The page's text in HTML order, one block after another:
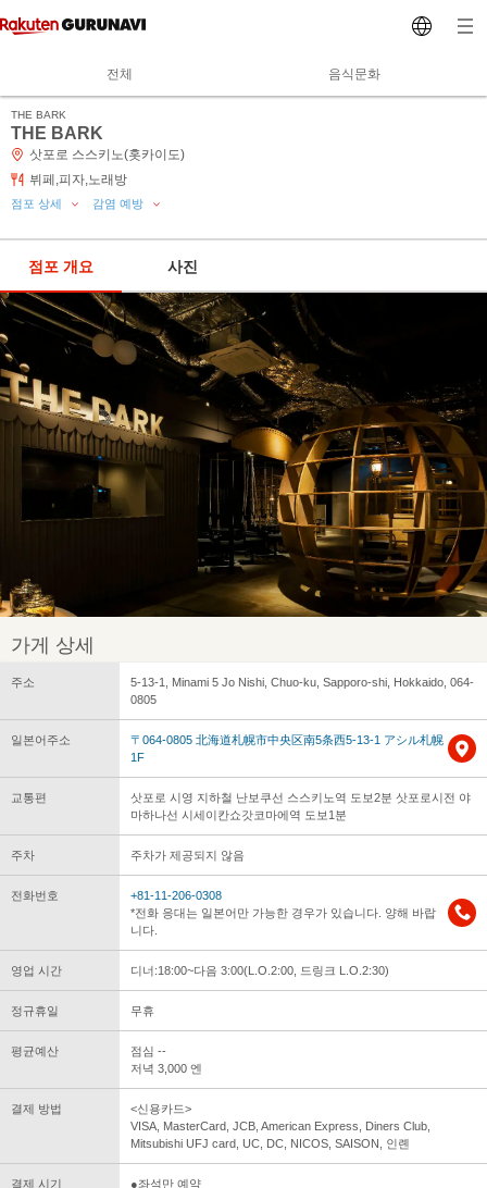
전체 음식문화
THE BARK
THE BARK
삿포로 스스키노(홋카이도)
뷔페,피자,노래방
점포 상세 감염 예방
점포 개요 사진
가게 상세
주소
5-13-1, Minami 5 Jo Nishi, Chuo-ku, Sapporo-shi, Hokkaido, 064-
0805
일본어주소
〒064-0805 北海道札幌市中央区南5条西5-13-1 アシル札幌
1F
교통편
삿포로 시영 지하철 난보쿠선 스스키노역 도보2분 삿포로시전 야
마하나선 시세이칸쇼갓코마에역 도보1분
주차 주차가 제공되지 않음
전화번호
+81-11-206-0308
*전화 응대는 일본어만 가능한 경우가 있습니다. 양해 바랍
니다.
영업 시간 디너:18:00~다음 3:00(L.O.2:00, 드링크 L.O.2:30)
정규휴일 무휴
평균예산
점심 --
저녁 3,000 엔
결제 방법
<신용카드>
VISA, MasterCard, JCB, American Express, Diners Club,
Mitsubishi UFJ card, UC, DC, NICOS, SAISON, 인롄
결제 시기
●좌석만 예약